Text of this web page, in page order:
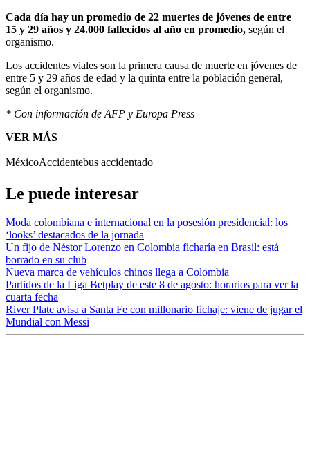
Cada día hay un promedio de 22 muertes de jóvenes de entre
15 y 29 años y 24.000 fallecidos al año en promedio, según el
organismo.
Los accidentes viales son la primera causa de muerte en jóvenes de
entre 5 y 29 años de edad y la quinta entre la población general,
según el organismo.
* Con información de AFP y Europa Press
VER MÁS
MéxicoAccidentebus accidentado
Le puede interesar
Moda colombiana e internacional en la posesión presidencial: los
‘looks’ destacados de la jornada
Un fijo de Néstor Lorenzo en Colombia ficharía en Brasil: está
borrado en su club
Nueva marca de vehículos chinos llega a Colombia
Partidos de la Liga Betplay de este 8 de agosto: horarios para ver la
cuarta fecha
River Plate avisa a Santa Fe con millonario fichaje: viene de jugar el
Mundial con Messi